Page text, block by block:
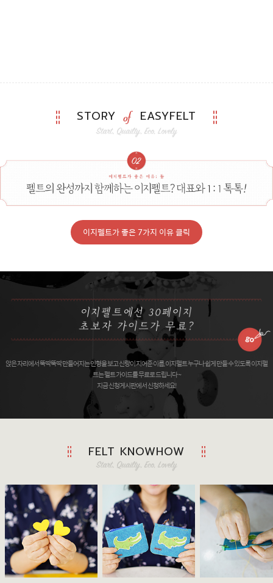
STORY EASYFELT
이지펠트가 좋은 7가지 이유 클릭
앉은 자리에서 뚝딱뚝딱 만들어지는 인형을 보고 신랑이 지어준 이름, 이지펠트 누구나 쉽게 만들 수 있도록 이지펠
트는 펠트 가이드를 무료로 드립니다 ~
지금 신청게시판에서 신청하세요!
FELT KNOWHOW